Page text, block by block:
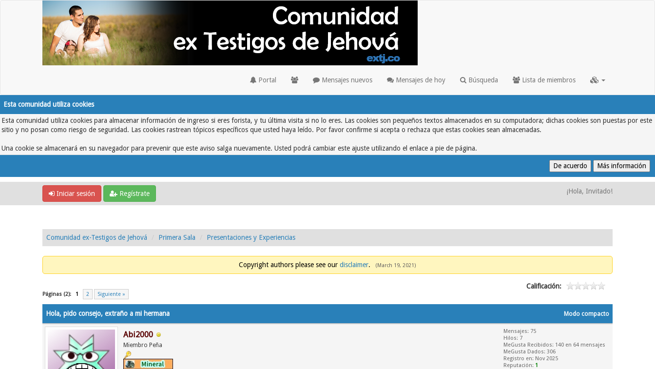
Portal Mensajes nuevos Mensajes de hoy Búsqueda Lista de miembros
Esta comunidad utiliza cookies
Esta comunidad utiliza cookies para almacenar información de ingreso si eres forista, y tu última visita si no lo eres. Las cookies son pequeños textos almacenados en su computadora; dichas cookies son puestas por este
sitio y no posan como riesgo de seguridad. Las cookies rastrean tópicos específicos que usted haya leído. Por favor confirme si acepta o rechaza que estas cookies sean almacenadas.
Una cookie se almacenará en su navegador para prevenir que este aviso salga nuevamente. Usted podrá cambiar este ajuste utilizando el enlace a pie de página.
Iniciar sesión Regístrate ¡Hola, Invitado!
Comunidad ex-Testigos de Jehová Primera Sala Presentaciones y Experiencias
Copyright authors please see our disclaimer. (March 19, 2021)
Páginas (2): 1 2 Siguiente »
Calificación:
Modo compacto
Hola, pido consejo, extraño a mi hermana
Abi2000
Miembro Peña
Mensajes: 75
Hilos: 7
MeGusta Recibidos: 140 en 64 mensajes
MeGusta Dados: 306
Registro en: Nov 2025
Reputación: 1